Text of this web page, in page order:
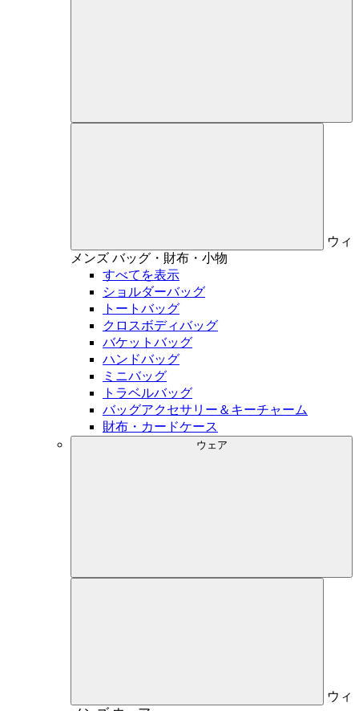
ウィ
メンズ バッグ・財布・小物
すべてを表示
ショルダーバッグ
トートバッグ
クロスボディバッグ
バケットバッグ
ハンドバッグ
ミニバッグ
トラベルバッグ
バッグアクセサリー＆キーチャーム
財布・カードケース
ウェア
ウィ